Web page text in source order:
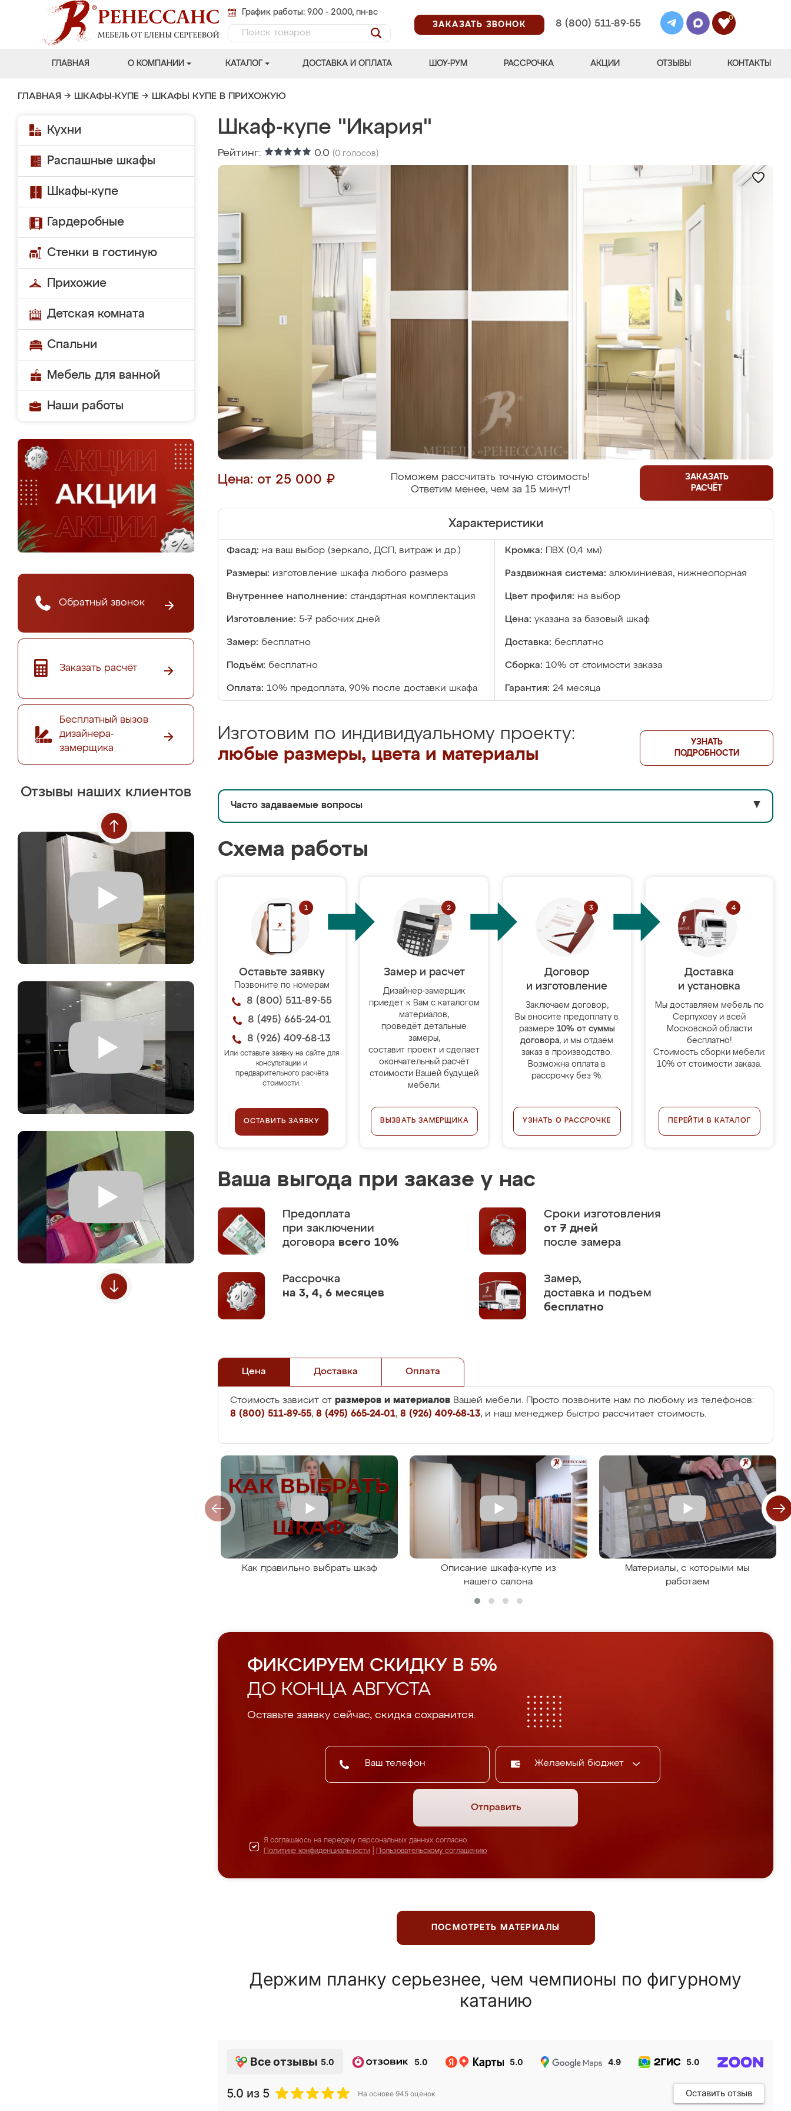
График работы: 9.00 - 20.00, пн-вс
ЗАКАЗАТЬ ЗВОНОК
8 (800) 511-89-55
0
ГЛАВНАЯ О КОМПАНИИ КАТАЛОГ ДОСТАВКА И ОПЛАТА ШОУ-РУМ РАССРОЧКА АКЦИИ ОТЗЫВЫ КОНТАКТЫ
ГЛАВНАЯ → ШКАФЫ-КУПЕ → ШКАФЫ КУПЕ В ПРИХОЖУЮ
Кухни
Распашные шкафы
Шкафы-купе
Гардеробные
Стенки в гостиную
Прихожие
Детская комната
Спальни
Мебель для ванной
Наши работы
Обратный звонок
Заказать расчёт
Бесплатный вызов
дизайнера-
замерщика
Отзывы наших клиентов
Шкаф-купе "Икария"
Рейтинг: 0.0 (0 голосов)
Цена: от 25 000 ₽
Поможем рассчитать точную стоимость!
Ответим менее, чем за 15 минут!
ЗАКАЗАТЬ
РАСЧЁТ
Характеристики
Фасад: на ваш выбор (зеркало, ДСП, витраж и др.) Кромка: ПВХ (0,4 мм)
Размеры: изготовление шкафа любого размера Раздвижная система: алюминиевая, нижнеопорная
Внутреннее наполнение: стандартная комплектация Цвет профиля: на выбор
Изготовление: 5-7 рабочих дней Цена: указана за базовый шкаф
Замер: бесплатно Доставка: бесплатно
Подъём: бесплатно Сборка: 10% от стоимости заказа
Оплата: 10% предоплата, 90% после доставки шкафа Гарантия: 24 месяца
Изготовим по индивидуальному проекту:
любые размеры, цвета и материалы
УЗНАТЬ
ПОДРОБНОСТИ
Часто задаваемые вопросы ▼
Схема работы
Оставьте заявку
Позвоните по номерам
8 (800) 511-89-55
8 (495) 665-24-01
8 (926) 409-68-13
Или оставьте заявку на сайте для
консультации и
предварительного расчёта
стоимости.
ОСТАВИТЬ ЗАЯВКУ
Замер и расчет
Дизайнер-замерщик
приедет к Вам с каталогом
материалов,
проведёт детальные
замеры,
составит проект и сделает
окончательный расчёт
стоимости Вашей будущей
мебели.
ВЫЗВАТЬ ЗАМЕРЩИКА
Договор
и изготовление
Заключаем договор,
Вы вносите предоплату в
размере 10% от суммы
договора, и мы отдаём
заказ в производство.
Возможна оплата в
рассрочку без %.
УЗНАТЬ О РАССРОЧКЕ
Доставка
и установка
Мы доставляем мебель по
Серпухову и всей
Московской области
бесплатно!
Стоимость сборки мебели:
10% от стоимости заказа.
ПЕРЕЙТИ В КАТАЛОГ
Ваша выгода при заказе у нас
Предоплата
при заключении
договора всего 10%
Сроки изготовления
от 7 дней
после замера
Рассрочка
на 3, 4, 6 месяцев
Замер,
доставка и подъем
бесплатно
Цена Доставка Оплата
Стоимость зависит от размеров и материалов Вашей мебели. Просто позвоните нам по любому из телефонов:
8 (800) 511-89-55, 8 (495) 665-24-01, 8 (926) 409-68-13, и наш менеджер быстро рассчитает стоимость.
Как правильно выбрать шкаф
Описание шкафа-купе из
нашего салона
Материалы, с которыми мы
работаем
ФИКСИРУЕМ СКИДКУ В 5%
ДО КОНЦА АВГУСТА
Оставьте заявку сейчас, скидка сохранится.
Желаемый бюджет
Отправить
Я соглашаюсь на передачу персональных данных согласно
Политике конфиденциальности
Пользовательскому соглашению
ПОСМОТРЕТЬ МАТЕРИАЛЫ
Держим планку серьезнее, чем чемпионы по фигурному
катанию
Все отзывы 5.0 5.0 5.0 4.9 5.0
5.0 из 5 На основе 945 оценок Оставить отзыв